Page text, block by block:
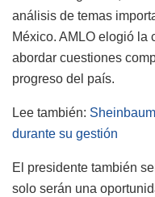
análisis de temas
México. AMLO elogió la
abordar cuestiones
progreso del país.
Lee también:
durante su gestión
El presidente también
solo serán una